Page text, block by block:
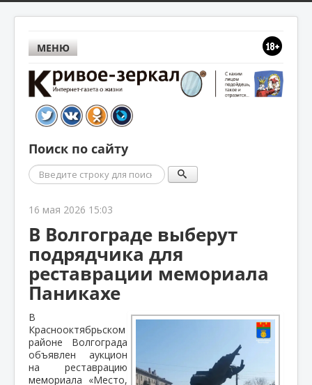
МЕНЮ
Поиск по сайту
Поиск
16 мая 2026 15:03
В Волгограде выберут
подрядчика для
реставрации мемориала
Паникахе
В
Краснооктябрьском
районе Волгограда
объявлен аукцион
на реставрацию
мемориала «Место,